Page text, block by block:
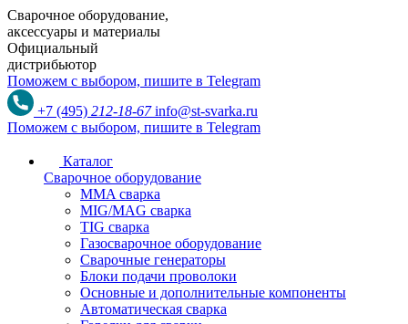
Сварочное оборудование,
аксессуары и материалы
Официальный
дистрибьютор
Поможем с выбором, пишите в Telegram
+7 (495) 212-18-67 info@st-svarka.ru
Поможем с выбором, пишите в Telegram
Каталог
Сварочное оборудование
MMA сварка
MIG/MAG сварка
TIG сварка
Газосварочное оборудование
Сварочные генераторы
Блоки подачи проволоки
Основные и дополнительные компоненты
Автоматическая сварка